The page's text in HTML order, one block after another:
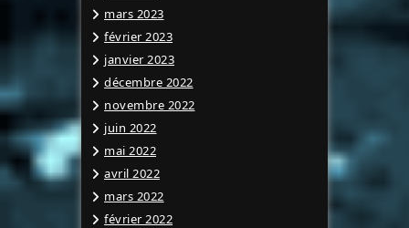
mars 2023
février 2023
janvier 2023
décembre 2022
novembre 2022
juin 2022
mai 2022
avril 2022
mars 2022
février 2022